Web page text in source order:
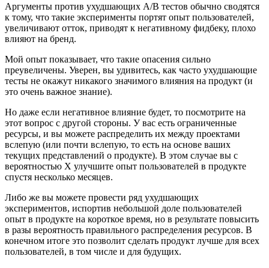
Аргументы против ухудшающих A/B тестов обычно сводятся
к тому, что такие эксперименты портят опыт пользователей,
увеличивают отток, приводят к негативному фидбеку, плохо
влияют на бренд.
Мой опыт показывает, что такие опасения сильно
преувеличены. Уверен, вы удивитесь, как часто ухудшающие
тесты не окажут никакого значимого влияния на продукт (и
это очень важное знание).
Но даже если негативное влияние будет, то посмотрите на
этот вопрос с другой стороны. У вас есть ограниченные
ресурсы, и вы можете распределить их между проектами
вслепую (или почти вслепую, то есть на основе ваших
текущих представлений о продукте). В этом случае вы с
вероятностью X улучшите опыт пользователей в продукте
спустя несколько месяцев.
Либо же вы можете провести ряд ухудшающих
экспериментов, испортив небольшой доле пользователей
опыт в продукте на короткое время, но в результате повысить
в разы вероятность правильного распределения ресурсов. В
конечном итоге это позволит сделать продукт лучше для всех
пользователей, в том числе и для будущих.